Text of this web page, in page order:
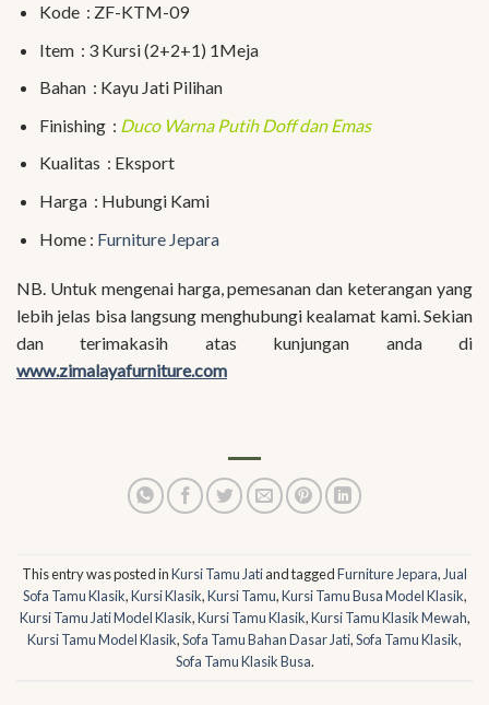
Kode : ZF-KTM-09
Item : 3 Kursi (2+2+1) 1Meja
Bahan : Kayu Jati Pilihan
Finishing : Duco Warna Putih Doff dan Emas
Kualitas : Eksport
Harga : Hubungi Kami
Home : Furniture Jepara
NB. Untuk mengenai harga, pemesanan dan keterangan yang
lebih jelas bisa langsung menghubungi kealamat kami. Sekian
dan terimakasih atas kunjungan anda di
www.zimalayafurniture.com
This entry was posted inKursi Tamu Jatiand taggedFurniture Jepara, Jual
Sofa Tamu Klasik,Kursi Klasik,Kursi Tamu,Kursi Tamu Busa Model Klasik,
Kursi Tamu Jati Model Klasik,Kursi Tamu Klasik,Kursi Tamu Klasik Mewah,
Kursi Tamu Model Klasik,Sofa Tamu Bahan Dasar Jati,Sofa Tamu Klasik,
Sofa Tamu Klasik Busa.